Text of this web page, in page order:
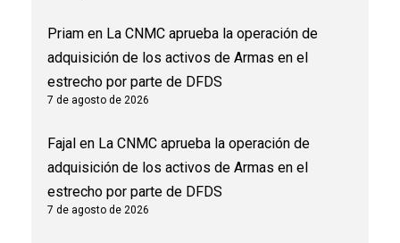
Priam en La CNMC aprueba la operación de
adquisición de los activos de Armas en el
estrecho por parte de DFDS
7 de agosto de 2026
Fajal en La CNMC aprueba la operación de
adquisición de los activos de Armas en el
estrecho por parte de DFDS
7 de agosto de 2026